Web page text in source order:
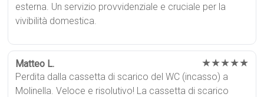
esterna. Un servizio provvidenziale e cruciale per la
vivibilità domestica.
Matteo L. ★★★★★
Perdita dalla cassetta di scarico del WC (incasso) a
Molinella. Veloce e risolutivo! La cassetta di scarico